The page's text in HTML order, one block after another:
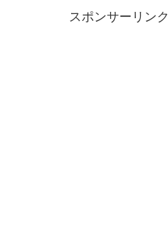
スポンサーリンク